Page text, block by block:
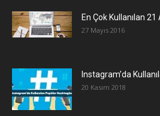
En Çok Kullanılan
27 Mayıs 2016
Instagram’da
20 Kasım 2018